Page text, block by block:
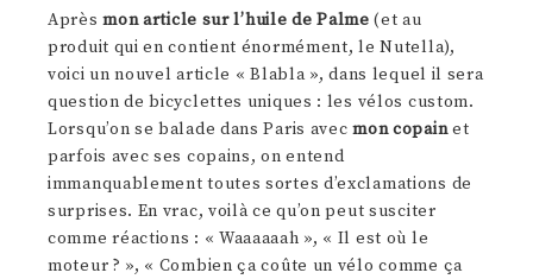
Aprèsmon article sur l’huile de Palme (et au
produit qui en contient énormément, le Nutella),
voici un nouvel article « Blabla », dans lequel il sera
question de bicyclettes uniques : les vélos custom.
Lorsqu’on se balade dans Paris avecmon copainet
parfois avec ses copains, on entend
immanquablement toutes sortes d’exclamations de
surprises. En vrac, voilà ce qu’on peut susciter
comme réactions : « Waaaaaah », « Il est où le
moteur ? », « Combien ça coûte un vélo comme ça